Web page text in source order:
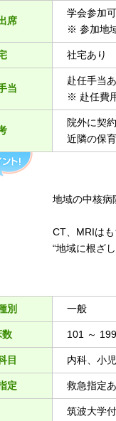
席
学会参加
※ 参加地
社宅あり
当
赴任手当
※ 赴任費
院外に契
近隣の保
地域の中核病
CT、MRIは
“地域に根ざ
別 一般
数 101 ～
目 内科、小
定 救急指定
筑波大学